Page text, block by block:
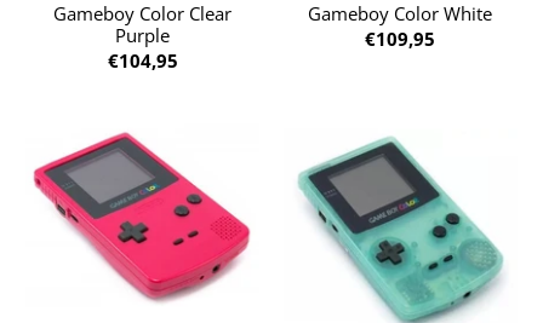
Gameboy Color Clear
Purple
€104,95
Gameboy Color White
€109,95